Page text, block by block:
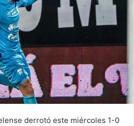
derrotó este miércoles 1-0